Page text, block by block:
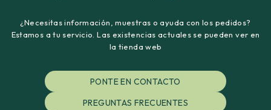
¿Necesitas información, muestras o ayuda con los pedidos?
Estamos a tu servicio. Las existencias actuales se pueden ver en
la tienda web
PONTE EN CONTACTO
PREGUNTAS FRECUENTES